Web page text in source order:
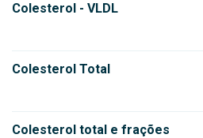
Colesterol - VLDL
Colesterol Total
Colesterol total e frações